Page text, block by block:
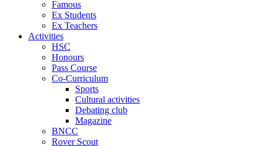
Famous
Ex Students
Ex Teachers
Activities
HSC
Honours
Pass Course
Co-Curriculum
Sports
Cultural activities
Debating club
Magazine
BNCC
Rover Scout